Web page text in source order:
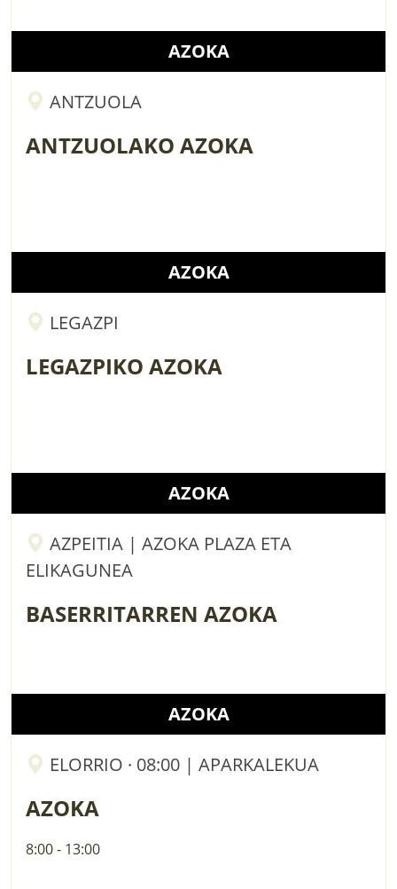
AZOKA
ANTZUOLA
ANTZUOLAKO AZOKA
AZOKA
LEGAZPI
LEGAZPIKO AZOKA
AZOKA
AZPEITIA | AZOKA PLAZA ETA
ELIKAGUNEA
BASERRITARREN AZOKA
AZOKA
ELORRIO · 08:00 | APARKALEKUA
AZOKA
8:00 - 13:00